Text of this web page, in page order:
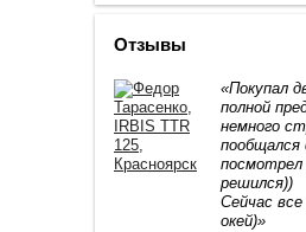
Отзывы
«Покупал
полной
немного
пообщался
решился))
Сейчас
окей)»